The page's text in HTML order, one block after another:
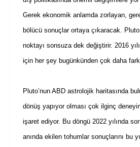
Gerek ekonomik anlamda zorlayan,
bölücü sonuçlar ortaya çıkaracak.
noktayı sonsuza dek değiştirir. 2016
için her şey bugünkünden çok daha
Pluto’nun ABD astrolojik haritasında
dönüş yapıyor olması çok ilginç
işaret ediyor. Bu döngü 2022 yılında
anında ekilen tohumlar sonuçlarını bu